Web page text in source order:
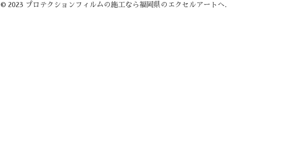
© 2023 プロテクションフィルムの施工なら福岡県のエクセルアートへ.